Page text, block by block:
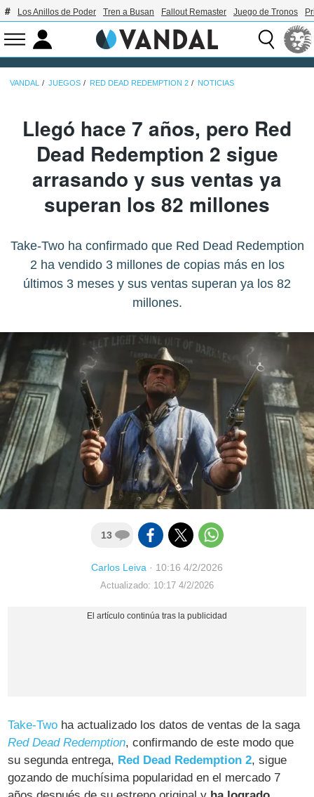
Los Anillos de Poder Tren a Busan Fallout Remaster Juego de Tronos
VANDAL JUEGOS RED DEAD REDEMPTION 2 NOTICIAS
Llegó hace 7 años, pero Red
Dead Redemption 2 sigue
arrasando y sus ventas ya
superan los 82 millones
Take-Two ha confirmado que Red Dead Redemption
2 ha vendido 3 millones de copias más en los
últimos 3 meses y sus ventas superan ya los 82
millones.
13
Carlos Leiva · 10:16 4/2/2026
Actualizado: 10:17 4/2/2026
Take-Two ha actualizado los datos de ventas de la saga
Red Dead Redemption, confirmando de este modo que
su segunda entrega, Red Dead Redemption 2, sigue
gozando de muchísima popularidad en el mercado 7